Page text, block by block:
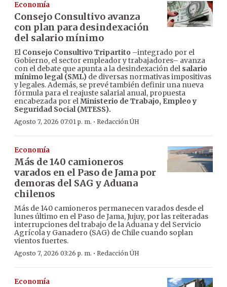
Economía
Consejo Consultivo avanza
con plan para desindexación
del salario mínimo
El Consejo Consultivo Tripartito –integrado por el
Gobierno, el sector empleador y trabajadores– avanza
con el debate que apunta a la desindexación del salario
mínimo legal (SML) de diversas normativas impositivas
y legales. Además, se prevé también definir una nueva
fórmula para el reajuste salarial anual, propuesta
encabezada por elMinisterio de Trabajo, Empleo y
Seguridad Social (MTESS).
Agosto 7, 2026 07:01 p. m. · Redacción ÚH
Economía
Más de 140 camioneros
varados en el Paso de Jama por
demoras del SAG y Aduana
chilenos
Más de 140 camioneros permanecen varados desde el
lunes último en el Paso de Jama, Jujuy, por las reiteradas
interrupciones del trabajo de la Aduana y del Servicio
Agrícola y Ganadero (SAG) de Chile cuando soplan
vientos fuertes.
Agosto 7, 2026 03:26 p. m. · Redacción ÚH
Economía